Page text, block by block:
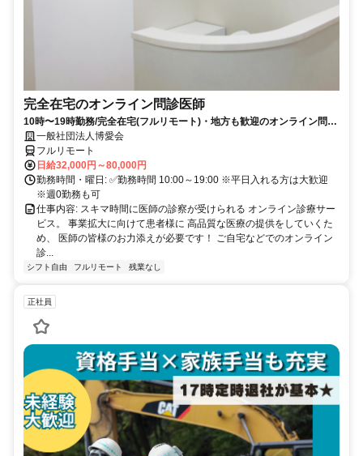
完全在宅のオンライン問診医師
10時〜19時勤務/完全在宅(フルリモート)・地方も歓迎のオンライン問診
業務一般社団法人博愛会
フルリモート
日給32,000円～80,000円
勤務時間・曜日: ✅勤務時間 10:00～19:00 ※平日入れる方は大歓迎
※週0勤務も可
仕事内容: スキマ時間に医師の診察が受けられる オンライン診療サー
ビス。 事業拡大に向けて患者様に 高品質な医療の提供をしていくた
め、 医師の皆様のお力添えが必要です！ ご自宅などでのオンライン
診...
シフト自由 フルリモート 残業なし
正社員